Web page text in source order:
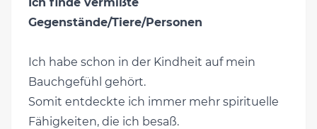
Gegenstände/Tiere/Personen
Ich habe schon in der Kindheit auf mein
Bauchgefühl gehört.
Somit entdeckte ich immer mehr spirituelle
Fähigkeiten, die ich besaß.